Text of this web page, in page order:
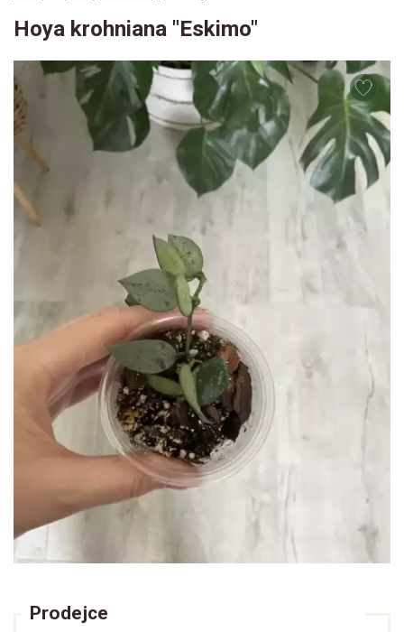
Hoya krohniana "Eskimo"
Prodejce